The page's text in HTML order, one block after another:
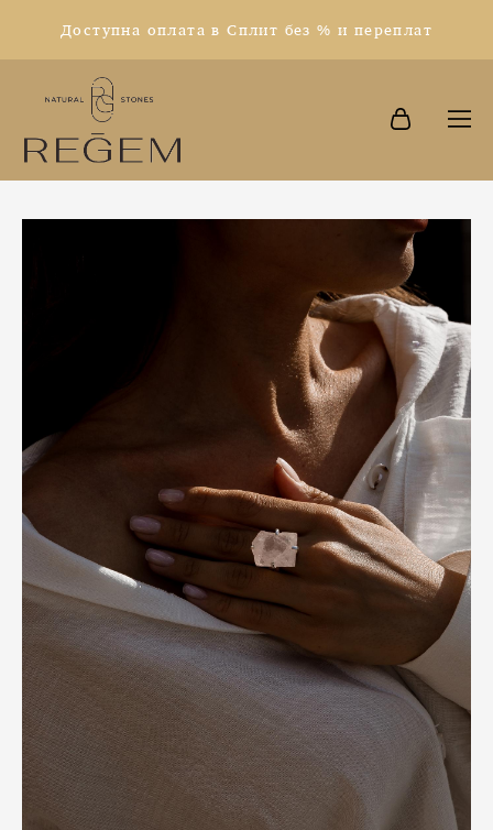
Доступна оплата в Сплит без % и переплат